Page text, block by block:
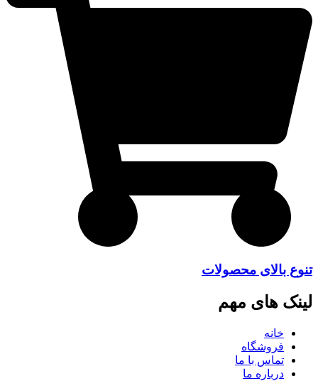
تنوع بالای محصولات
لینک های مهم
خانه
فروشگاه
تماس با ما
درباره ما